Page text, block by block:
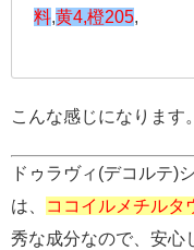
料,黄4,橙205,
こんな感じになります。
ドゥラヴィ(デコルテ)
は、
ココイルメチルタ
秀な成分なので、安心